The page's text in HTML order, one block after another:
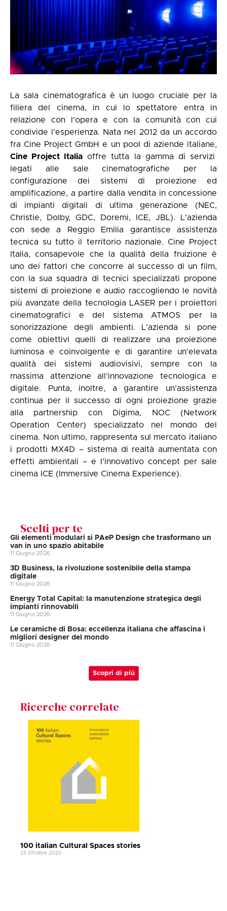
La sala cinematografica è un luogo cruciale per la
filiera del cinema, in cui lo spettatore entra in
relazione con l’opera e con la comunità con cui
condivide l’esperienza. Nata nel 2012 da un accordo
fra Cine Project GmbH e un pool di aziende italiane,
Cine Project Italia offre tutta la gamma di servizi
legati alle sale cinematografiche per la
configurazione dei sistemi di proiezione ed
amplificazione, a partire dalla vendita in concessione
di impianti digitali di ultima generazione (NEC,
Christie, Dolby, GDC, Doremi, ICE, JBL). L'azienda
con sede a Reggio Emilia garantisce assistenza
tecnica su tutto il territorio nazionale. Cine Project
Italia, consapevole che la qualità della fruizione è
uno dei fattori che concorre al successo di un film,
con la sua squadra di tecnici specializzati propone
sistemi di proiezione e audio raccogliendo le novità
più avanzate della tecnologia LASER per i proiettori
cinematografici e del sistema ATMOS per la
sonorizzazione degli ambienti. L’azienda si pone
come obiettivi quelli di realizzare una proiezione
luminosa e coinvolgente e di garantire un’elevata
qualità dei sistemi audiovisivi, sempre con la
massima attenzione all’innovazione tecnologica e
digitale. Punta, inoltre, a garantire un’assistenza
continua per il successo di ogni proiezione grazie
alla partnership con Digima, NOC (Network
Operation Center) specializzato nel mondo del
cinema. Non ultimo, rappresenta sul mercato italiano
i prodotti MX4D – sistema di realtà aumentata con
effetti ambientali – e l’innovativo concept per sale
cinema ICE (Immersive Cinema Experience).
Scelti per te
Gli elementi modulari si PAeP Design che trasformano un
van in uno spazio abitabile
11 Giugno 2026
3D Business, la rivoluzione sostenibile della stampa
digitale
11 Giugno 2026
Energy Total Capital: la manutenzione strategica degli
impianti rinnovabili
11 Giugno 2026
Le ceramiche di Bosa: eccellenza italiana che affascina i
migliori designer del mondo
11 Giugno 2026
Scopri di più
Ricerche correlate
100 italian Cultural Spaces stories
23 Ottobre 2023